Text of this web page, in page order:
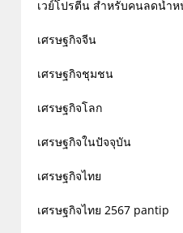
เวย์โปรตีน สำหรับคนลดน้ำ
เศรษฐกิจจีน
เศรษฐกิจชุมชน
เศรษฐกิจโลก
เศรษฐกิจในปัจจุบัน
เศรษฐกิจไทย
เศรษฐกิจไทย 2567 pantip